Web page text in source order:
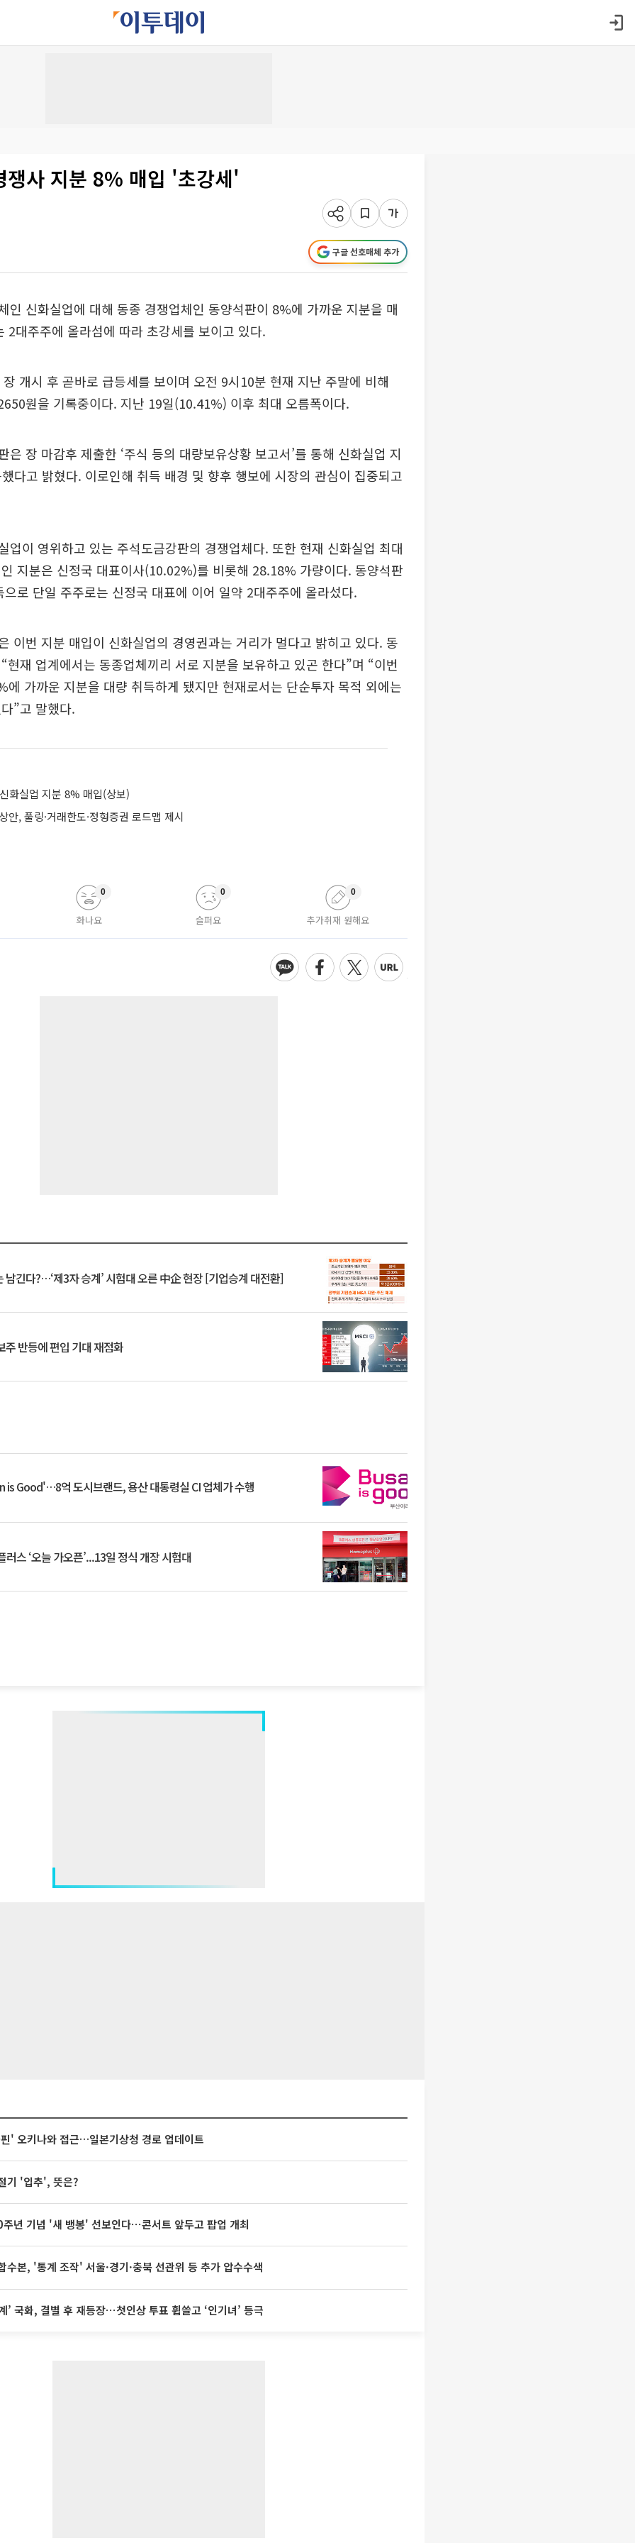
쟁사 지분 8% 매입 '초강세'
구글 선호매체 추가
인 신화실업에 대해 동종 경쟁업체인 동양석판이 8%에 가까운 지분을 매
2대주주에 올라섬에 따라 초강세를 보이고 있다.
개시 후 곧바로 급등세를 보이며 오전 9시10분 현재 지난 주말에 비해
원을 기록중이다. 지난 19일(10.41%) 이후 최대 오름폭이다.
은 장 마감후 제출한 ‘주식 등의 대량보유상황 보고서’를 통해 신화실업 지
다고 밝혔다. 이로인해 취득 배경 및 향후 행보에 시장의 관심이 집중되고
업이 영위하고 있는 주석도금강판의 경쟁업체다. 또한 현재 신화실업 최대
지분은 신정국 대표이사(10.02%)를 비롯해 28.18% 가량이다. 동양석판
로 단일 주주로는 신정국 대표에 이어 일약 2대주주에 올라섰다.
이번 지분 매입이 신화실업의 경영권과는 거리가 멀다고 밝히고 있다. 동
현재 업계에서는 동종업체끼리 서로 지분을 보유하고 있곤 한다”며 “이번
에 가까운 지분을 대량 취득하게 됐지만 현재로서는 단순투자 목적 외에는
”고 말했다.
화실업 지분 8% 매입(상보)
안, 풀링·거래한도·정형증권 로드맵 제시
화나요
0
슬퍼요
0
추가취재 원해요
0
남긴다?…‘제3자 승계’ 시험대 오른 中企 현장 [기업승계 대전환]
반등에 편입 기대 재점화
is Good'…8억 도시브랜드, 용산 대통령실 CI 업체가 수행
스 ‘오늘 가오픈’...13일 정식 개장 시험대
' 오키나와 접근…일본기상청 경로 업데이트
기 '입추', 뜻은?
년 기념 '새 뱅봉' 선보인다⋯콘서트 앞두고 팝업 개최
수본, '통계 조작' 서울·경기·충북 선관위 등 추가 압수수색
’ 국화, 결별 후 재등장⋯첫인상 투표 휩쓸고 ‘인기녀’ 등극